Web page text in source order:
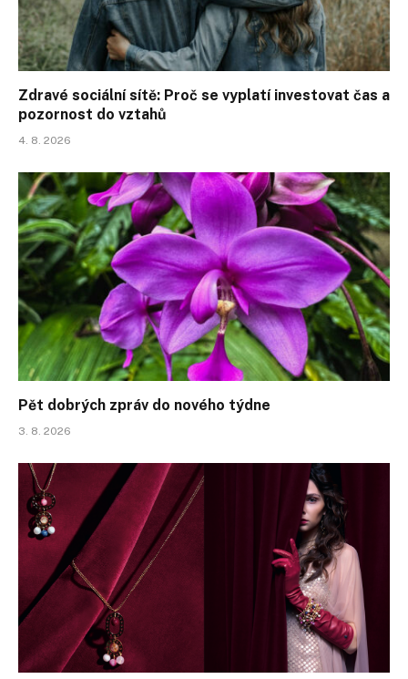
Zdravé sociální sítě: Proč se vyplatí investovat čas a
pozornost do vztahů
4. 8. 2026
Pět dobrých zpráv do nového týdne
3. 8. 2026